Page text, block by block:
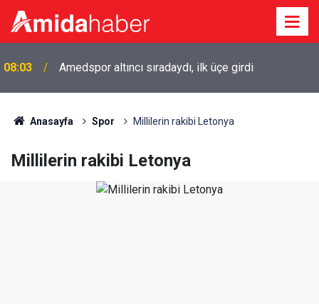
08:03 Amedspor altıncı sıradaydı, ilk üçe girdi
Anasayfa Spor Millilerin rakibi Letonya
Millilerin rakibi Letonya